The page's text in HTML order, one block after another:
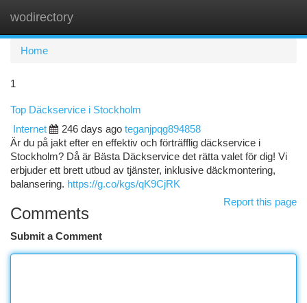
wodirectory
Home
1
Top Däckservice i Stockholm
Internet
246 days ago teganjpqg894858
Är du på jakt efter en effektiv och förträfflig däckservice i
Stockholm? Då är Bästa Däckservice det rätta valet för dig! Vi
erbjuder ett brett utbud av tjänster, inklusive däckmontering,
balansering. https://g.co/kgs/qK9CjRK
Report this page
Comments
Submit a Comment